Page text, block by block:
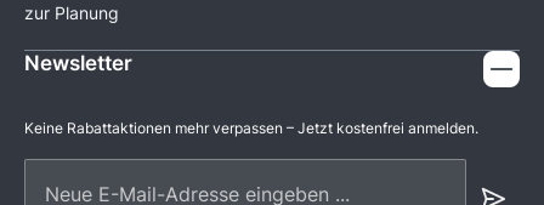
zur Planung
Newsletter
Keine Rabattaktionen mehr verpassen – Jetzt kostenfrei anmelden.